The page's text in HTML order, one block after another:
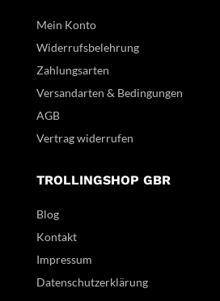
Mein Konto
Widerrufsbelehrung
Zahlungsarten
Versandarten & Bedingungen
AGB
Vertrag widerrufen
TROLLINGSHOP GBR
Blog
Kontakt
Impressum
Datenschutzerklärung